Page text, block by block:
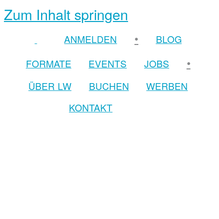
Zum Inhalt springen
ANMELDEN •
BLOG
FORMATE
EVENTS JOBS •
ÜBER LW BUCHEN
WERBEN
KONTAKT